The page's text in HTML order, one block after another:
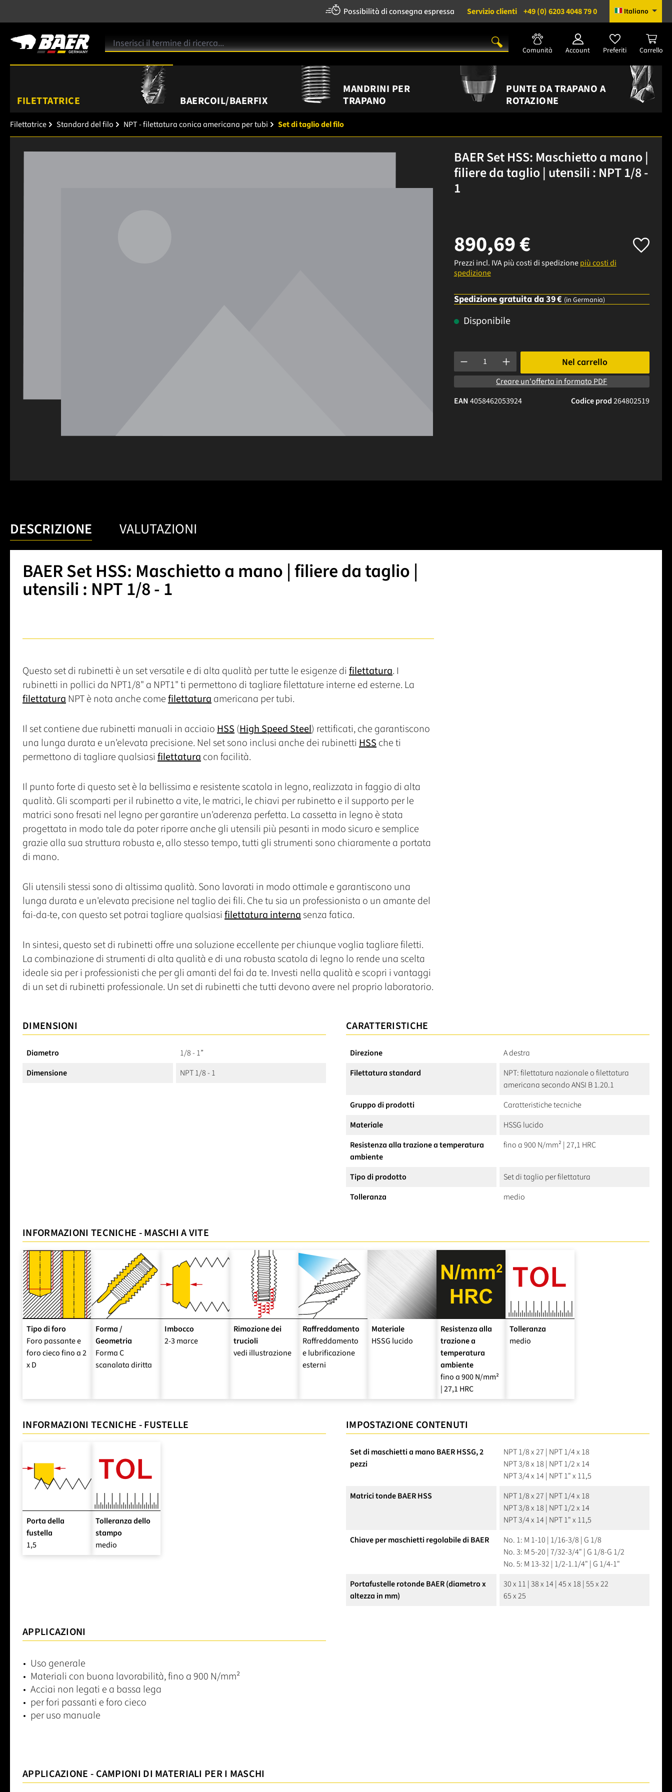
Possibilità di consegna espressa Servizio clienti +49 (0) 6203 4048 79 0 Italiano
Comunità Account Preferiti Carrello
FILETTATRICE BAERCOIL/BAERFIX
MANDRINI PER
TRAPANO
PUNTE DA TRAPANO A
ROTAZIONE
Filettatrice Standard del filo NPT - filettatura conica americana per tubi Set di taglio del filo
Salta la galleria di immagini
BAER Set HSS: Maschietto a mano |
filiere da taglio | utensili : NPT 1/8 -
1
890,69 €
Prezzi incl. IVA più costi di spedizionepiù costi di
spedizione
Spedizione gratuita da 39 € (in Germania)
Disponibile
Quantità del prodotto: inserisci la quantità desiderata o usa i
Nel carrello
Creare un'offerta in formato PDF
Codice prod264802519
EAN4058462053924
DESCRIZIONE VALUTAZIONI
BAER Set HSS: Maschietto a mano | filiere da taglio |
utensili : NPT 1/8 - 1
Questo set di rubinetti è un set versatile e di alta qualità per tutte le esigenze di filettatura. I
rubinetti in pollici da NPT1/8" a NPT1" ti permettono di tagliare filettature interne ed esterne. La
filettatura NPT è nota anche comefilettaturaamericana per tubi.
Il set contiene due rubinetti manuali in acciaioHSS(High Speed Steel) rettificati, che garantiscono
una lunga durata e un'elevata precisione. Nel set sono inclusi anche dei rubinetti HSSche ti
permettono di tagliare qualsiasi filettaturacon facilità.
Il punto forte di questo set è la bellissima e resistente scatola in legno, realizzata in faggio di alta
qualità. Gli scomparti per il rubinetto a vite, le matrici, le chiavi per rubinetto e il supporto per le
matrici sono fresati nel legno per garantire un'aderenza perfetta. La cassetta in legno è stata
progettata in modo tale da poter riporre anche gli utensili più pesanti in modo sicuro e semplice
grazie alla sua struttura robusta e, allo stesso tempo, tutti gli strumenti sono chiaramente a portata
di mano.
Gli utensili stessi sono di altissima qualità. Sono lavorati in modo ottimale e garantiscono una
lunga durata e un'elevata precisione nel taglio dei fili. Che tu sia un professionista o un amante del
fai-da-te, con questo set potrai tagliare qualsiasi filettatura internasenza fatica.
In sintesi, questo set di rubinetti offre una soluzione eccellente per chiunque voglia tagliare filetti.
La combinazione di strumenti di alta qualità e di una robusta scatola di legno lo rende una scelta
ideale sia per i professionisti che per gli amanti del fai da te. Investi nella qualità e scopri i vantaggi
di un set di rubinetti professionale. Un set di rubinetti che tutti devono avere nel proprio laboratorio.
DIMENSIONI
Diametro
1/8 - 1”
Dimensione
NPT 1/8 - 1
CARATTERISTICHE
Direzione
A destra
Filettatura standard
NPT: filettatura nazionale o filettatura
americana secondo ANSI B 1.20.1
Gruppo di prodotti
Caratteristiche tecniche
Materiale
HSSG lucido
Resistenza alla trazione a temperatura
ambiente
fino a 900 N/mm² | 27,1 HRC
Tipo di prodotto
Set di taglio per filettatura
Tolleranza
medio
INFORMAZIONI TECNICHE - MASCHI A VITE
Tipo di foro
Foro passante e
foro cieco fino a 2
x D
Forma /
Geometria
Forma C
scanalata diritta
Imbocco
2-3 marce
Rimozione dei
trucioli
vedi illustrazione
Raffreddamento
Raffreddamento
e lubrificazione
esterni
Materiale
HSSG lucido
Resistenza alla
trazione a
temperatura
ambiente
fino a 900 N/mm²
| 27,1 HRC
Tolleranza
medio
INFORMAZIONI TECNICHE - FUSTELLE
Porta della
fustella
1,5
Tolleranza dello
stampo
medio
IMPOSTAZIONE CONTENUTI
Set di maschietti a mano BAER HSSG, 2
pezzi
NPT 1/8 x 27 | NPT 1/4 x 18
NPT 3/8 x 18 | NPT 1/2 x 14
NPT 3/4 x 14 | NPT 1" x 11,5
Matrici tonde BAER HSS
NPT 1/8 x 27 | NPT 1/4 x 18
NPT 3/8 x 18 | NPT 1/2 x 14
NPT 3/4 x 14 | NPT 1" x 11,5
Chiave per maschietti regolabile di BAER
No. 1: M 1-10 | 1/16-3/8 | G 1/8
No. 3: M 5-20 | 7/32-3/4" | G 1/8-G 1/2
No. 5: M 13-32 | 1/2-1.1/4" | G 1/4-1"
Portafustelle rotonde BAER (diametro x
altezza in mm)
30 x 11 | 38 x 14 | 45 x 18 | 55 x 22
65 x 25
APPLICAZIONI
Uso generale
Materiali con buona lavorabilità, fino a 900 N/mm²
Acciai non legati e a bassa lega
per fori passanti e foro cieco
per uso manuale
APPLICAZIONE - CAMPIONI DI MATERIALI PER I MASCHI